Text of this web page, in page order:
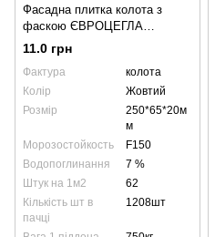
Фасадна плитка колота з
фаскою ЄВРОЦЕГЛА
250х65х20мм жовта
11.0 грн
Фактура
колота
Колір
Жовтий
Розмір
250*65*20м
м
Морозостойкость
F150
Водопоглинання
7 %
Штук на 1м2
62
Кількість шт в
пачці
1208шт